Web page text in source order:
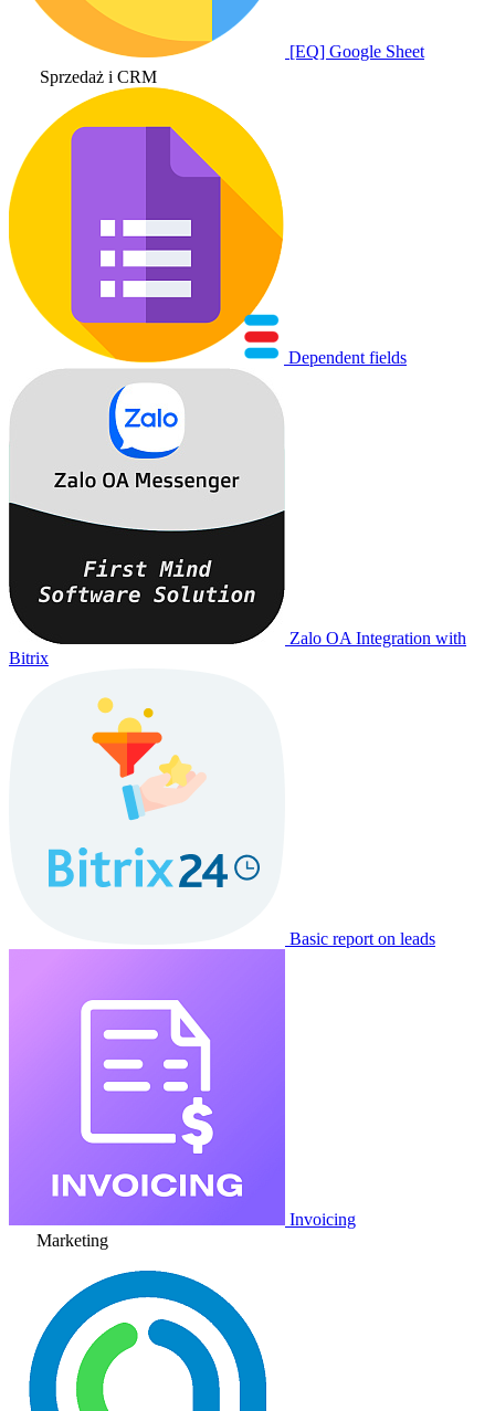
[EQ] Google Sheet
Sprzedaż i CRM
Dependent fields
Zalo OA Integration with
Bitrix
Basic report on leads
Invoicing
Marketing